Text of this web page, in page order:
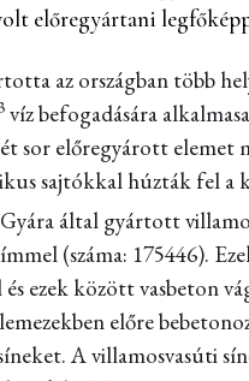
előregyártani
az országban több
víz befogadására
sor előregyárott
sajtókkal húzták fel a
által gyártott
(száma: 175446).
ezek között vasbeton
előre
A villamosvasúti